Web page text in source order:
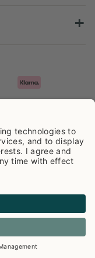
ausgezeichnet.
Impressum